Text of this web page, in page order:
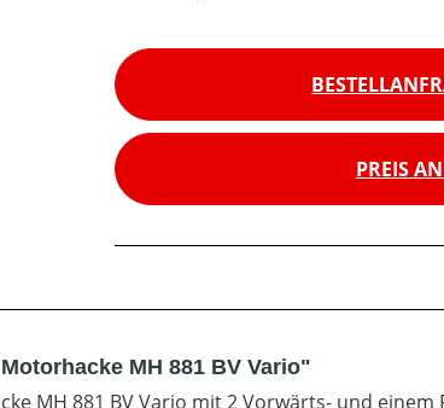
PREIS
MH 881 BV Vario"
MH 881 BV Vario mit 2 Vorwärts- und einem